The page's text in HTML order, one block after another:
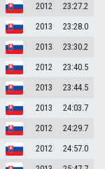
2012
23:27.2
2013
23:28.0
2013
23:30.2
2012
23:40.5
2013
23:44.5
2013
24:03.7
2012
24:29.7
2012
24:57.0